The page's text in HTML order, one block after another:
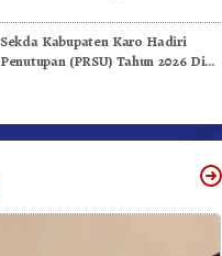
Sekda Kabupaten Karo Hadiri
Penutupan (PRSU) Tahun 2026 Di